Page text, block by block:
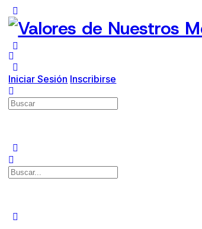
Iniciar Sesión Inscribirse